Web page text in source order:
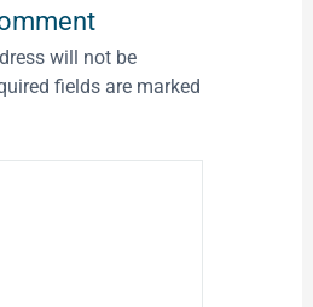
will not be
fields are marked